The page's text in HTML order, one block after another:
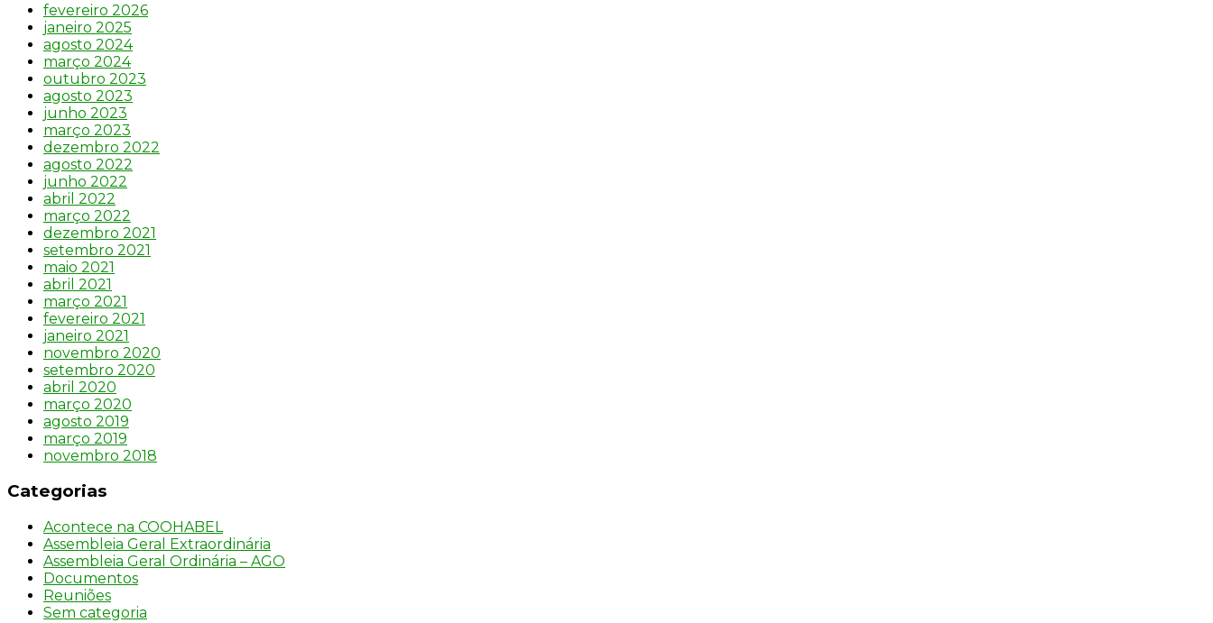
fevereiro 2026
janeiro 2025
agosto 2024
março 2024
outubro 2023
agosto 2023
junho 2023
março 2023
dezembro 2022
agosto 2022
junho 2022
abril 2022
março 2022
dezembro 2021
setembro 2021
maio 2021
abril 2021
março 2021
fevereiro 2021
janeiro 2021
novembro 2020
setembro 2020
abril 2020
março 2020
agosto 2019
março 2019
novembro 2018
Categorias
Acontece na COOHABEL
Assembleia Geral Extraordinária
Assembleia Geral Ordinária – AGO
Documentos
Reuniões
Sem categoria